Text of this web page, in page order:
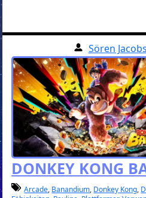
Sören
DONKEY KONG
Arcade, Banandium, Donkey Kong,